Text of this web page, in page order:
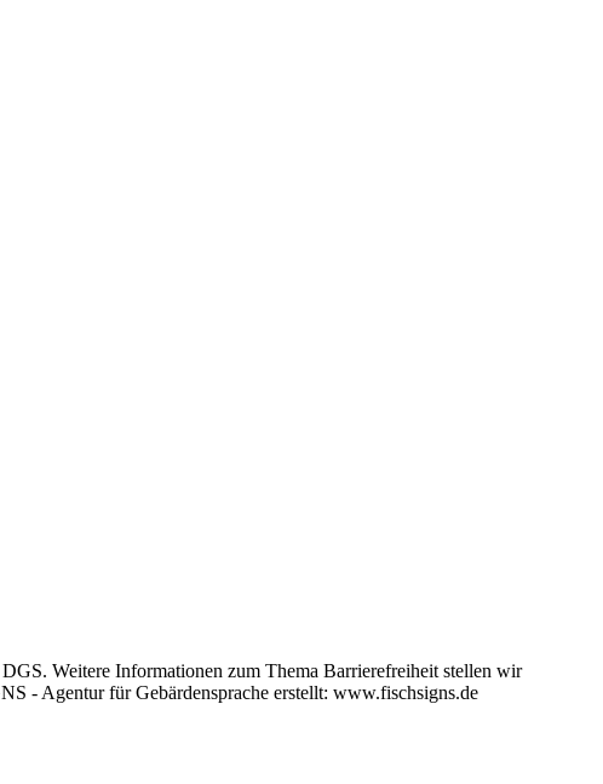
Weitere Informationen zum Thema Barrierefreiheit stellen wir
- Agentur für Gebärdensprache erstellt: www.fischsigns.de